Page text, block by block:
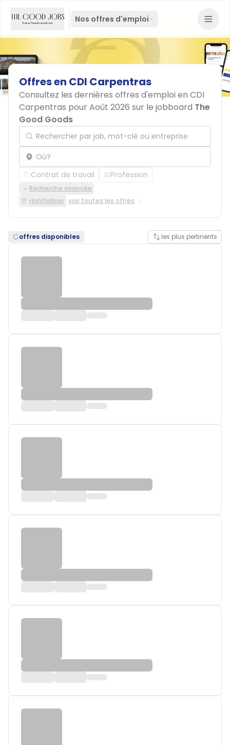
Nos offres d'emploi
Offresen CDI Carpentras
Consultez les dernières offres d'emploi en CDI
Carpentras pour Août 2026 sur le jobboard The
Good Goods
Rechercher par job, mot-clé ou entreprise
Localisation
Contrat de travail Profession
Recherche avancée
réinitialiser voir toutes les offres
offres disponibles les plus pertinents